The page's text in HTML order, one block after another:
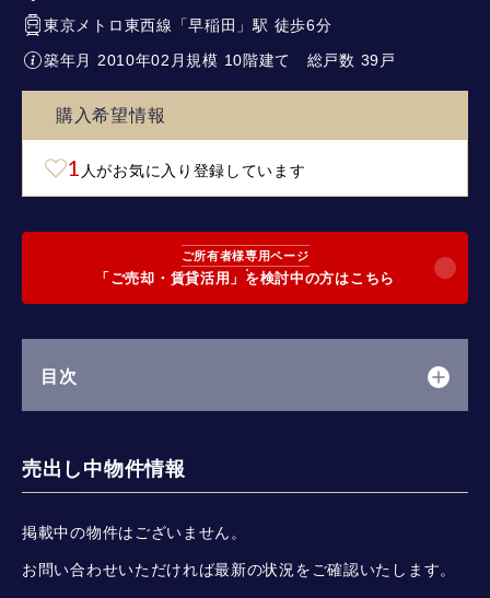
東京メトロ東西線
「早稲田 」駅 徒歩6分
築年月 2010年02月規模 10階建て 総戸数 39戸
購入希望情報
1 人がお気に入り登録しています
ご所有者様専用ページ
「ご売却・賃貸活用」を検討中の方はこちら
目次
売出し中物件情報
掲載中の物件はございません。
お問い合わせいただければ最新の状況をご確認いたします。